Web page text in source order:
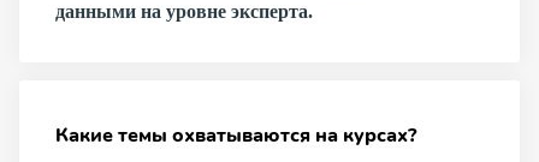
данными на уровне эксперта.
Какие темы охватываются на курсах?